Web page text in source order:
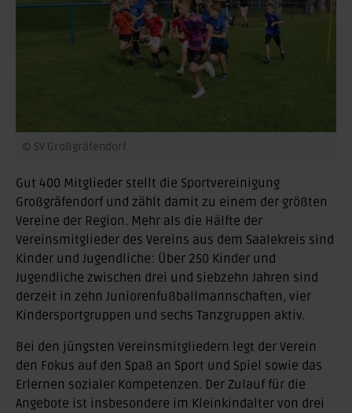
© SV Großgräfendorf
Gut 400 Mitglieder stellt die Sportvereinigung
Großgräfendorf und zählt damit zu einem der größten
Vereine der Region. Mehr als die Hälfte der
Vereinsmitglieder des Vereins aus dem Saalekreis sind
Kinder und Jugendliche: Über 250 Kinder und
Jugendliche zwischen drei und siebzehn Jahren sind
derzeit in zehn Juniorenfußballmannschaften, vier
Kindersportgruppen und sechs Tanzgruppen aktiv.
Bei den jüngsten Vereinsmitgliedern legt der Verein
den Fokus auf den Spaß an Sport und Spiel sowie das
Erlernen sozialer Kompetenzen. Der Zulauf für die
Angebote ist insbesondere im Kleinkindalter von drei